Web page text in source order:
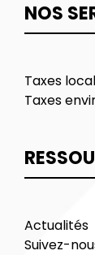
NOS
Taxes
Taxes
Actualités
Suivez-